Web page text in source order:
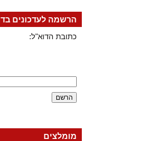
הרשמה לעדכונים
כתובת הדוא"ל:
מומלצים